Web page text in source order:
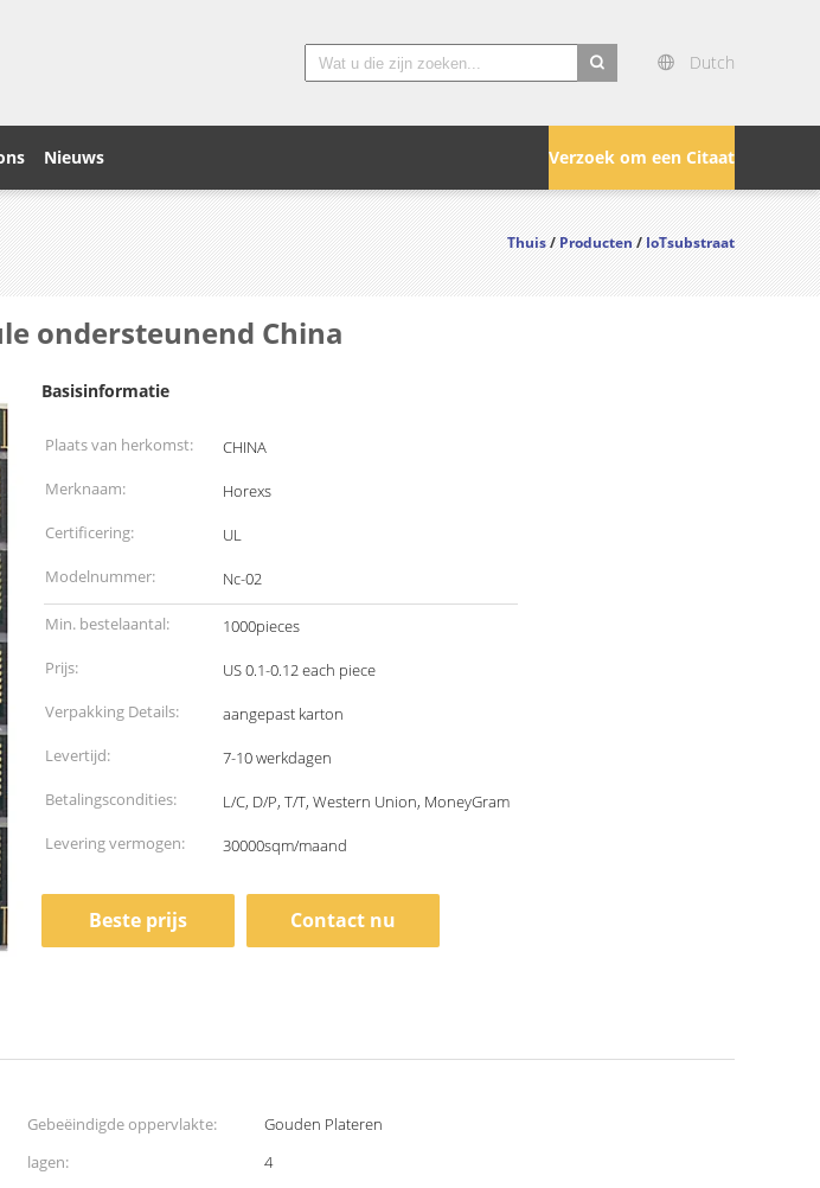
Dutch
Verzoek om een Citaat
Nieuws
Thuis/Producten/IoTsubstraat
ondersteunend China
Basisinformatie
Plaats van herkomst:
CHINA
Merknaam:
Horexs
Certificering:
UL
Modelnummer:
Nc-02
Min. bestelaantal:
1000pieces
Prijs:
US 0.1-0.12 each piece
Verpakking Details:
aangepast karton
Levertijd:
7-10 werkdagen
Betalingscondities:
L/C, D/P, T/T, Western Union, MoneyGram
Levering vermogen:
30000sqm/maand
Beste prijs Contact nu
Gebeëindigde oppervlakte:
Gouden Plateren
lagen:
4